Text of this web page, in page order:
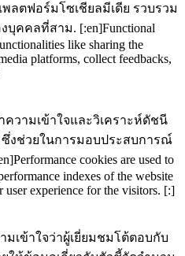
ลตฟอร์มโซเชียลมีเดีย รวบรวม
คลที่สาม. [:en]Functional
like sharing the
platforms, collect feedbacks,
วามเข้าใจและวิเคราะห์ดัชนี
งช่วยในการมอบประสบการณ์
cookies are used to
indexes of the website
experience for the visitors. [:]
มเข้าใจว่าผู้เยี่ยมชมโต้ตอบกับ